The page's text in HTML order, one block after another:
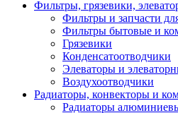
Фильтры, грязевики,
Фильтры и запчасти
Фильтры бытовые и
Грязевики
Конденсатоотводчики
Элеваторы и
Воздухоотводчики
Радиаторы, конвекторы и
Радиаторы